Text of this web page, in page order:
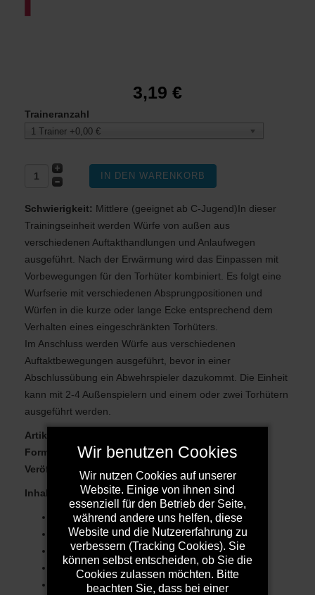
3,19 €
Traineranzahl
1 Trainer +0,00 €
Schwierigkeit: Mittlere (geeignet ab C-Jugend)In dieser
Trainingseinheit werden Würfe von außen aus
verschiedenen Auftakthandlungen und Anlaufwegen
ausgeführt. Nach der Erwärmung wird das Einpassen mit
Vorbewegungen für den Torhüter kombiniert. Es folgt eine
Wurfserie mit verschiedenen Absprungpositionen und
Würfen in die kurze oder lange Ecke entsprechend dem
Verhalten eines eingeschränkten Torhüters.
Im Anschluss werden Würfe aus verschiedenen
Auftaktbewegungen ausgeführt, bevor in einer
Abschlussübung ein Abwehrspieler dazukommt. Die Einheit
kann mit 2-4 Außenspielern und einem oder zwei Torhütern
ausgeführt werden.
Artikelnummer:
Format:
PDF
Veröffentlicht am:
27.04.2026
Inhalt: (Dauer Einzelübung/Gesamtzeit)
Aufwärmen (20/20)
Ballgewöhnung (10/30)
Angriff / Wurfserie (20/50)
Angriff / Wurfserie (10/60)
Angriff / Wurfserie (10/70)
Wir benutzen Cookies
Wir nutzen Cookies auf unserer
Website. Einige von ihnen sind
essenziell für den Betrieb der Seite,
während andere uns helfen, diese
Website und die Nutzererfahrung zu
verbessern (Tracking Cookies). Sie
können selbst entscheiden, ob Sie die
Cookies zulassen möchten. Bitte
beachten Sie, dass bei einer